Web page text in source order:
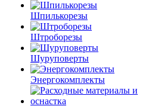
Шпилькорезы
Штроборезы
Шуруповерты
Энергокомплекты